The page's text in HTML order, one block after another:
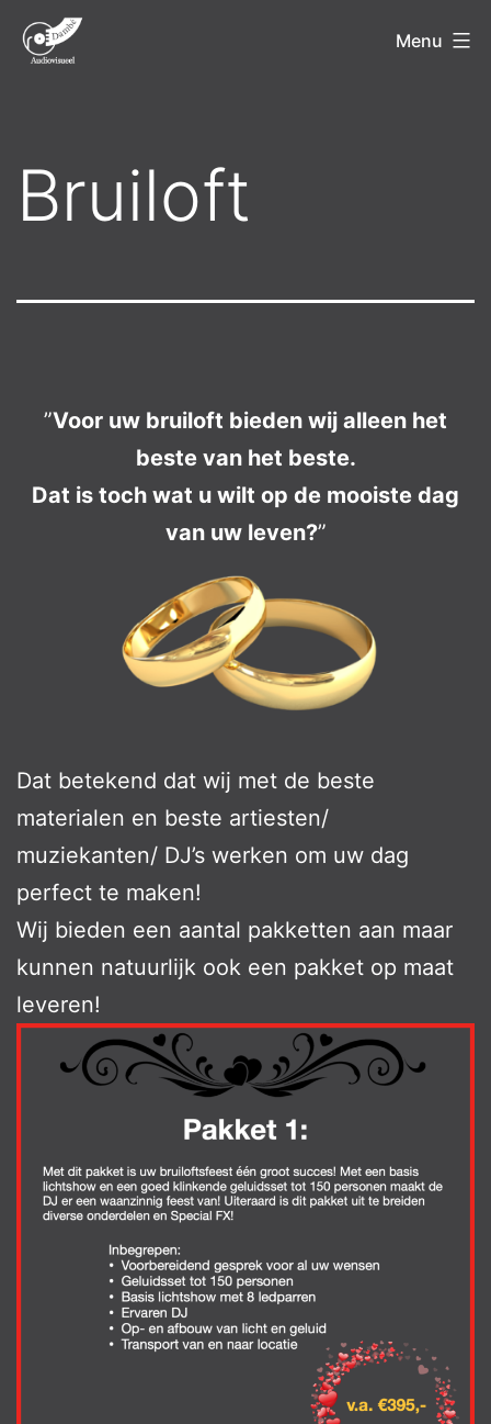
naar
Menu
Bruiloft
”Voor uw bruiloft bieden wij alleen het
beste van het beste.
Dat is toch wat u wilt op de mooiste dag
van uw leven?”
Dat betekend dat wij met de beste
materialen en beste artiesten/
muziekanten/ DJ’s werken om uw dag
perfect te maken!
Wij bieden een aantal pakketten aan maar
kunnen natuurlijk ook een pakket op maat
leveren!